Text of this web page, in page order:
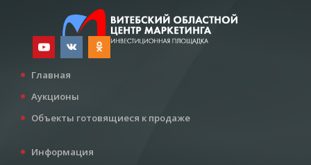
Главная
Аукционы
Объекты готовящиеся к продаже
Информация